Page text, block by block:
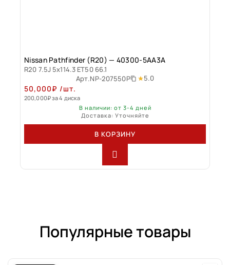
Nissan Pathfinder (R20) — 40300-5AA3A
R20 7.5J 5x114.3 ET50 66.1
Арт.NP-207550P 5.0
50,000₽ /шт.
200,000₽за 4 диска
В наличии: от 3-4 дней
Доставка: Уточняйте
В КОРЗИНУ
Популярные товары